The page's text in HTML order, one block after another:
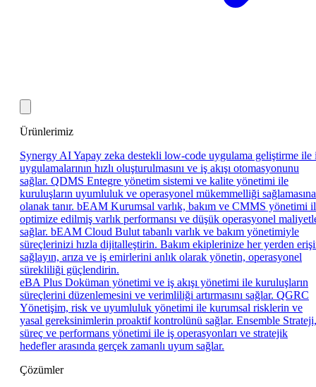
Ürünlerimiz
Synergy AIYapay zeka destekli low-code uygulama geliştirme ile
uygulamalarının hızlı oluşturulmasını ve iş akışı otomasyonunu
sağlar. QDMS Entegre yönetim sistemi ve kalite yönetimi ile
kuruluşların uyumluluk ve operasyonel mükemmelliği sağlamasına
olanak tanır. bEAM Kurumsal varlık, bakım ve CMMS yönetimi
optimize edilmiş varlık performansı ve düşük operasyonel
sağlar. bEAM Cloud Bulut tabanlı varlık ve bakım yönetimiyle
süreçlerinizi hızla dijitalleştirin. Bakım ekiplerinize her yerden
sağlayın, arıza ve iş emirlerini anlık olarak yönetin, operasyonel
sürekliliği güçlendirin.
eBA Plus Doküman yönetimi ve iş akışı yönetimi ile kuruluşların
süreçlerini düzenlemesini ve verimliliği artırmasını sağlar. QGRC
Yönetişim, risk ve uyumluluk yönetimi ile kurumsal risklerin ve
yasal gereksinimlerin proaktif kontrolünü sağlar. Ensemble Strateji,
süreç ve performans yönetimi ile iş operasyonları ve stratejik
hedefler arasında gerçek zamanlı uyum sağlar.
Çözümler